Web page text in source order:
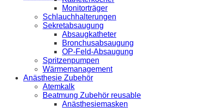
Monitorträger
Schlauchhalterungen
Sekretabsaugung
Absaugkatheter
Bronchusabsaugung
OP-Feld-Absaugung
Spritzenpumpen
Wärmemanagement
Anästhesie Zubehör
Atemkalk
Beatmung Zubehör reusable
Anästhesiemasken